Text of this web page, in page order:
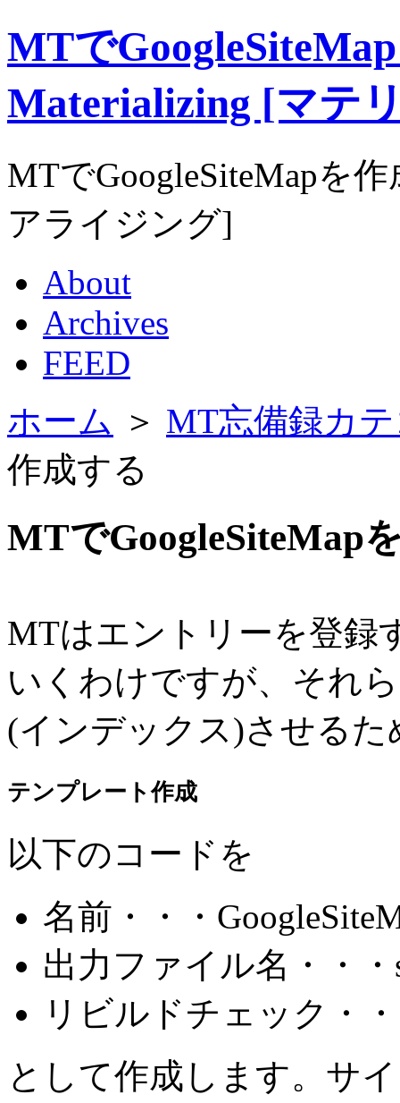
MTで
Materializing [マテ
MTでGoogleSiteMapを
アライジング]
About
Archives
FEED
ホーム ＞ MT忘備録カ
作成する
MTでGoogleSiteMap
MTはエントリーを登録
いくわけですが、それ
(インデックス)させる
テンプレート作成
以下のコードを
名前・・・
出力ファイル名・・・
リビルドチェック・
として作成します。サ